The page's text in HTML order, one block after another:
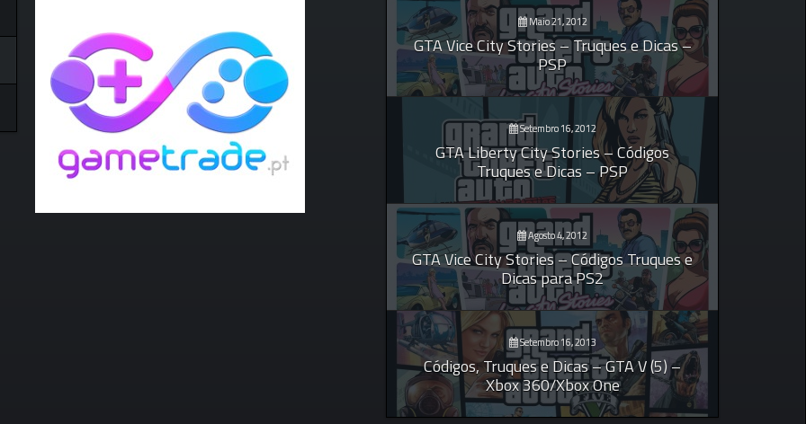
Maio 21, 2012
GTA Vice City Stories – Truques e Dicas –
PSP
Setembro 16, 2012
GTA Liberty City Stories – Códigos
Truques e Dicas – PSP
Agosto 4, 2012
GTA Vice City Stories – Códigos Truques e
Dicas para PS2
Setembro 16, 2013
Códigos, Truques e Dicas – GTA V (5) –
Xbox 360/Xbox One